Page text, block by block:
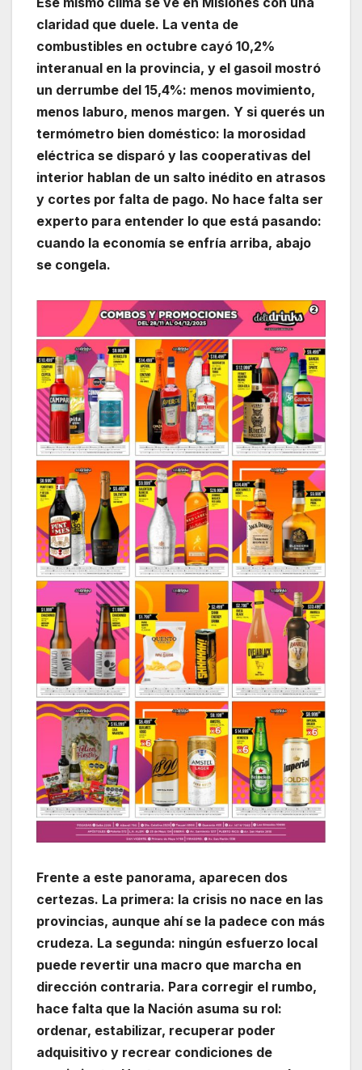
claridad que duele. La venta de
combustibles en octubre cayó 10,2%
interanual en la provincia, y el gasoil mostró
un derrumbe del 15,4%: menos movimiento,
menos laburo, menos margen. Y si querés un
termómetro bien doméstico: la morosidad
eléctrica se disparó y las cooperativas del
interior hablan de un salto inédito en atrasos
y cortes por falta de pago. No hace falta ser
experto para entender lo que está pasando:
cuando la economía se enfría arriba, abajo
se congela.
Frente a este panorama, aparecen dos
certezas. La primera: la crisis no nace en las
provincias, aunque ahí se la padece con más
crudeza. La segunda: ningún esfuerzo local
puede revertir una macro que marcha en
dirección contraria. Para corregir el rumbo,
hace falta que la Nación asuma su rol:
ordenar, estabilizar, recuperar poder
adquisitivo y recrear condiciones de